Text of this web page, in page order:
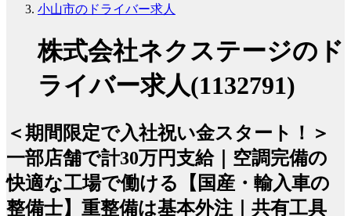
小山市のドライバー求人
株式会社ネクステージのド
ライバー求人(1132791)
＜期間限定で入社祝い金スタート！＞
一部店舗で計30万円支給｜空調完備の
快適な工場で働ける【国産・輸入車の
整備士】重整備は基本外注｜共有工具